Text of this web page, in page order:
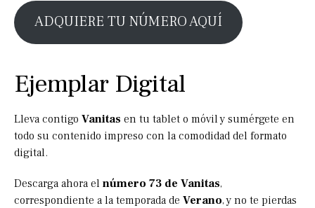
ADQUIERE TU NÚMERO AQUÍ
Ejemplar Digital
Lleva contigo Vanitas en tu tablet o móvil y sumérgete en
todo su contenido impreso con la comodidad del formato
digital.
Descarga ahora el número 73 de Vanitas,
correspondiente a la temporada de Verano, y no te pierdas